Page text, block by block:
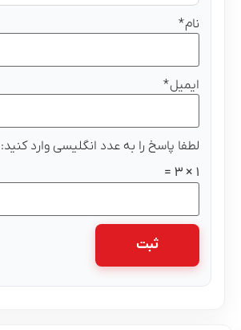
لطفا پاسخ را به عدد انگلیسی وارد کنید: